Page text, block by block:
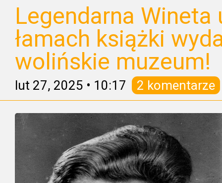
Legendarna Wineta
łamach książki
wolińskie muzeum!
lut 27, 2025 • 10:17 2 komentarze